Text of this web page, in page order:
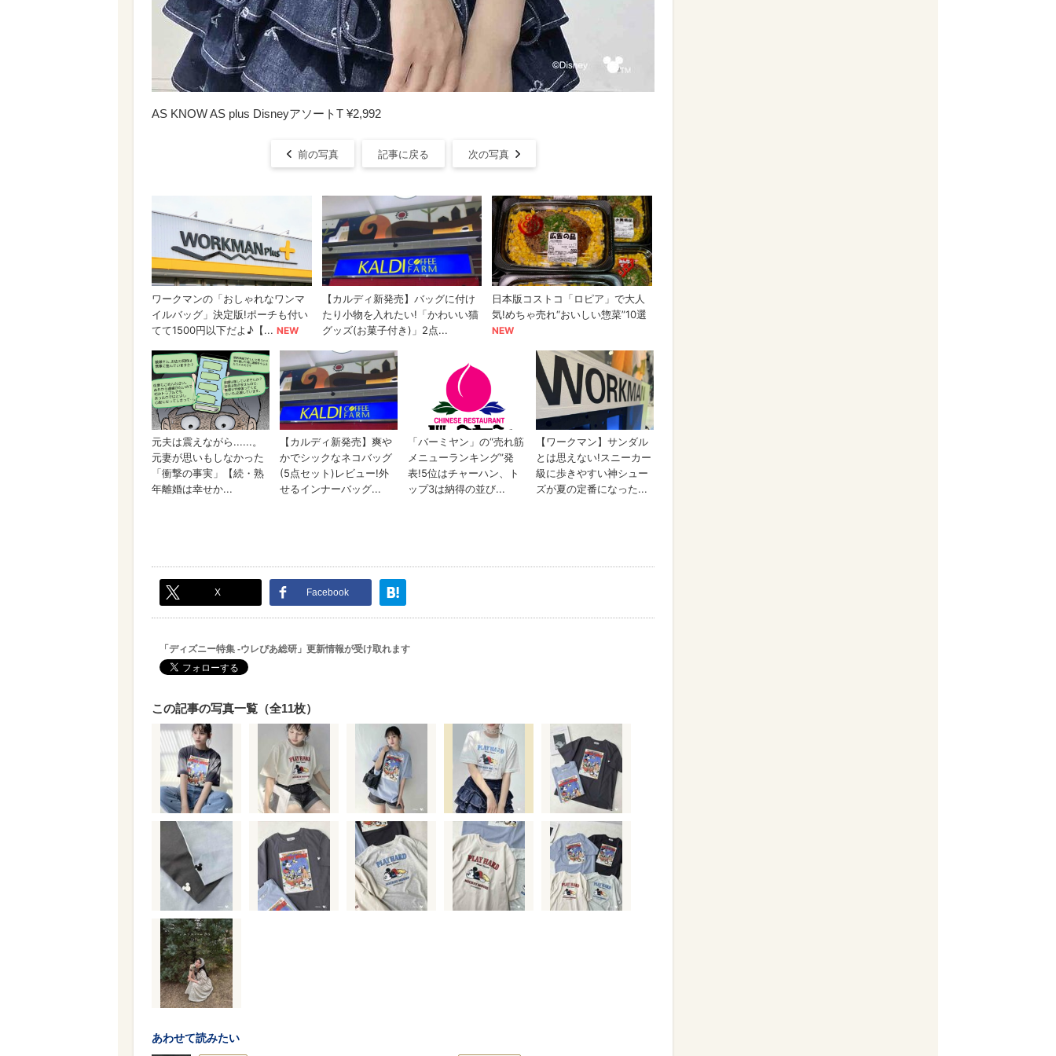
AS KNOW AS plus DisneyアソートT ¥2,992
前の写真 記事に戻る 次の写真
X Facebook
「ディズニー特集 -ウレぴあ総研」更新情報が受け取れます
この記事の写真一覧（全11枚）
あわせて読みたい